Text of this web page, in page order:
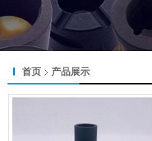
首页 产品展示